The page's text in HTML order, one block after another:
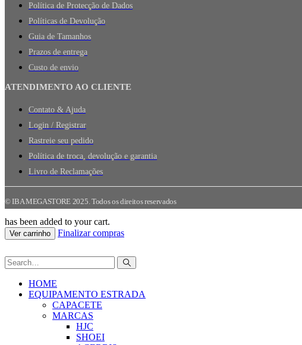
Política de Protecção de Dados
Políticas de Devolução
Guia de Tamanhos
Prazos de entrega
Custo de envio
ATENDIMENTO AO CLIENTE
Contato & Ajuda
Login / Registrar
Rastreie seu pedido
Política de troca, devolução e garantia
Livro de Reclamações
© IBA MEGASTORE 2025. Todos os direitos reservados
has been added to your cart.
Ver carrinho Finalizar compras
HOME
EQUIPAMENTO ESTRADA
CAPACETE
MARCAS
HJC
SHOEI